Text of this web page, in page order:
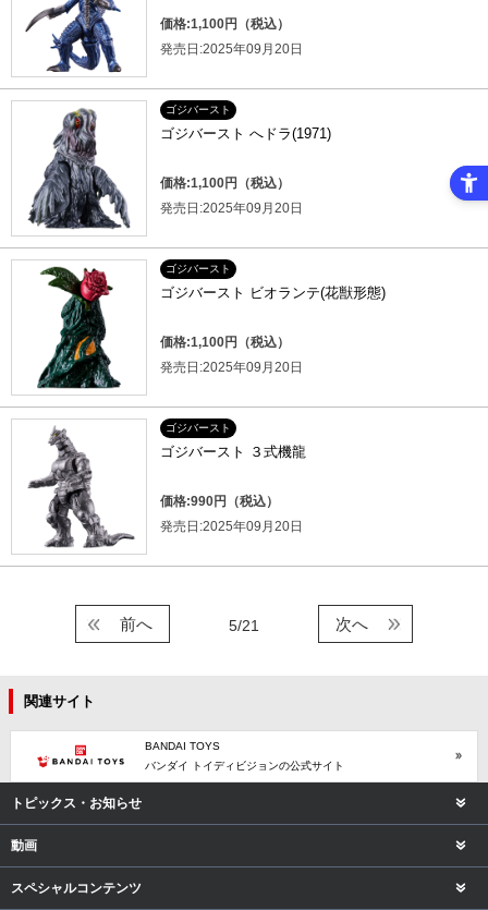
価格:1,100円（税込）
発売日:2025年09月20日
ゴジバースト
ゴジバースト へドラ(1971)
価格:1,100円（税込）
発売日:2025年09月20日
ゴジバースト
ゴジバースト ビオランテ(花獣形態)
価格:1,100円（税込）
発売日:2025年09月20日
ゴジバースト
ゴジバースト ３式機龍
価格:990円（税込）
発売日:2025年09月20日
5/21
前へ 次へ
関連サイト
BANDAI TOYS
バンダイ トイディビジョンの公式サイト
トピックス・お知らせ
動画
スペシャルコンテンツ